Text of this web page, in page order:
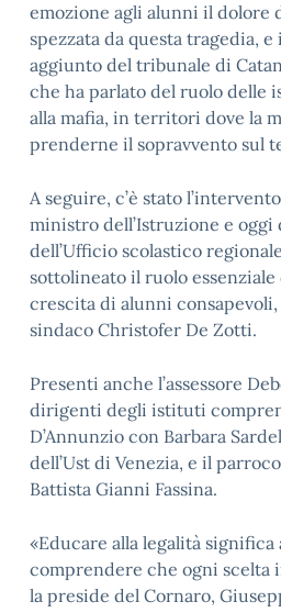
emozione agli alunni il dolore
spezzata da questa tragedia,
aggiunto del tribunale di
che ha parlato del ruolo delle
alla mafia, in territori dove la
prenderne il sopravvento sul
A seguire, c’è stato
ministro dell’Istruzione e
dell’Ufficio scolastico
sottolineato il ruolo essenziale
crescita di alunni
sindaco Christofer De Zotti.
Presenti anche l’assessore
dirigenti degli istituti
D’Annunzio con Barbara
dell’Ust di Venezia, e il
Battista Gianni Fassina.
«Educare alla legalità
comprendere che ogni scelta
la preside del Cornaro,